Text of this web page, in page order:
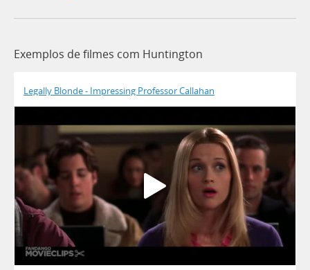
Exemplos de filmes com Huntington
Legally Blonde - Impressing Professor Callahan